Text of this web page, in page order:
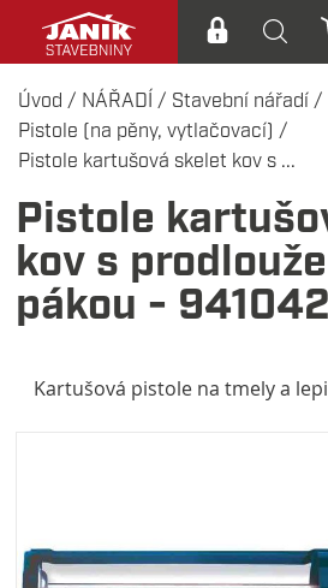
Úvod / NÁŘADÍ / Stavební nářadí /
Pistole (na pěny, vytlačovací)
/
Pistole kartušová skelet kov s ...
Pistole
kov s
pákou -
Kartušová pistole na tmely a